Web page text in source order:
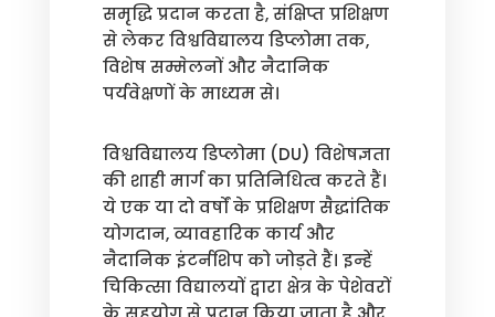
समृद्धि प्रदान करता है, संक्षिप्त प्रशिक्षण
से लेकर विश्वविद्यालय डिप्लोमा तक,
विशेष सम्मेलनों और नैदानिक
पर्यवेक्षणों के माध्यम से।
विश्वविद्यालय डिप्लोमा (DU) विशेषज्ञता
की शाही मार्ग का प्रतिनिधित्व करते हैं।
ये एक या दो वर्षों के प्रशिक्षण सैद्धांतिक
योगदान, व्यावहारिक कार्य और
नैदानिक इंटर्नशिप को जोड़ते हैं। इन्हें
चिकित्सा विद्यालयों द्वारा क्षेत्र के पेशेवरों